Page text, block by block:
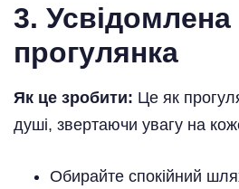
3. Усвідомлена
прогулянка
Як це зробити: Це як
душі, звертаючи увагу на
Обирайте спокійний